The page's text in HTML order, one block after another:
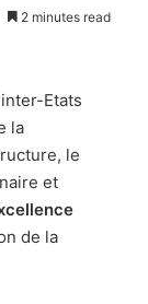
2 minutes read
Etats
la
le
et
de la